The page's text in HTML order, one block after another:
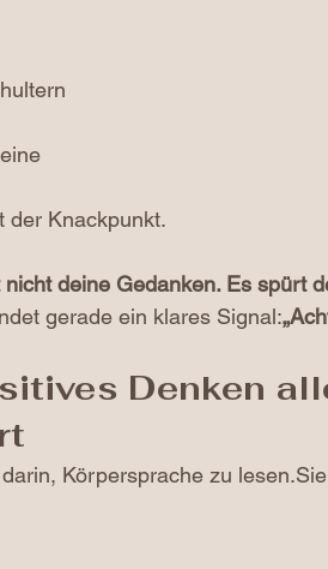
der Knackpunkt.
deine Gedanken. Es spürt
gerade ein klares Signal:
Denken
Körpersprache zu